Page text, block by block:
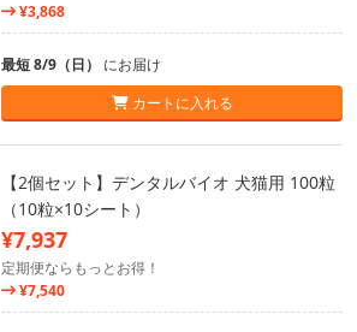
¥3,868
最短 8/9（日） にお届け
カートに入れる
【2個セット】デンタルバイオ 犬猫用 100粒
（10粒×10シート）
¥7,937
定期便ならもっとお得！
¥7,540